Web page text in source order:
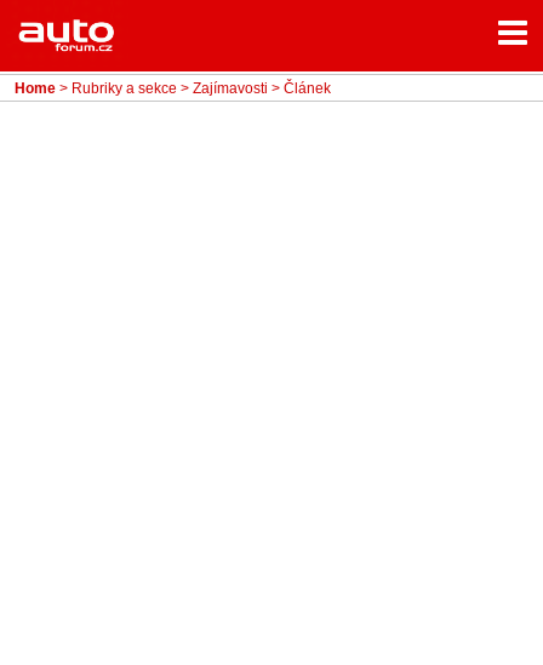
Home
Rubriky
Home > Rubriky a sekce > Zajímavosti > Článek